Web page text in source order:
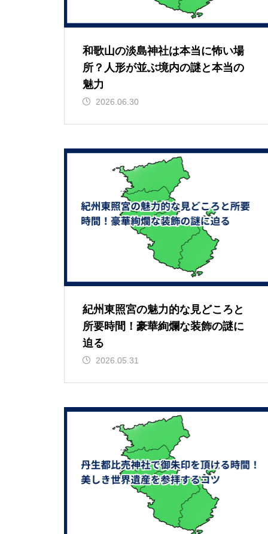
和歌山の淡島神社は本当に怖い場
所？人形が並ぶ境内の謎と本当の
魅力
2026.06.30
紀州東照宮の魅力的な見どころと
所要時間！豪華絢爛な装飾の謎に
迫る
2026.05.31